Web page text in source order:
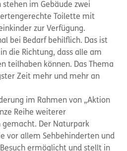
im Gebäude zwei
Toilette mit
zur Verfügung.
bei Bedarf behilflich. Das ist
die Richtung, dass alle am
teilhaben können. Das Thema
Zeit mehr und mehr an
im Rahmen von „Aktion
Reihe weiterer
gemacht. Der Naturpark
vor allem Sehbehinderten und
ermöglicht und stellt in